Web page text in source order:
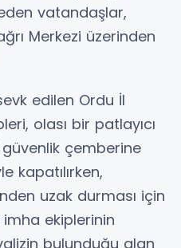
vatandaşlar,
Merkezi üzerinden
edilen Ordu İl
olası bir patlayıcı
çemberine
kapatılırken,
uzak durması için
imha ekiplerinin
bulunduğu alan